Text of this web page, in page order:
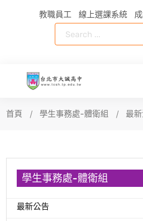
教職員工 線上選課系統
首頁 學生事務處-體衛組 最
學生事務處-體衛組
最新公告